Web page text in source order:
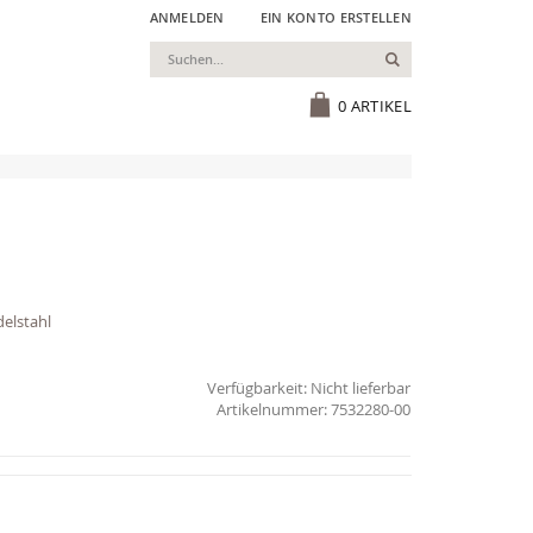
ANMELDEN EIN KONTO ERSTELLEN
0 ARTIKEL
Suchen
Verfügbarkeit: Nicht lieferbar
7532280-00